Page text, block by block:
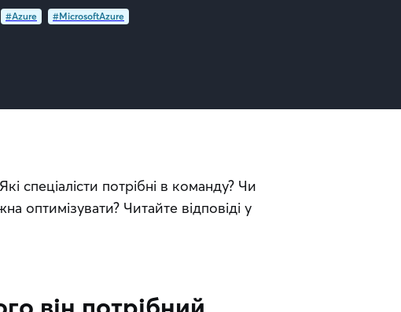
#Azure #MicrosoftAzure
спеціалісти потрібні в команду? Чи
оптимізувати? Читайте відповіді у